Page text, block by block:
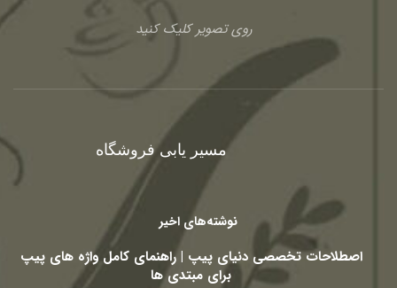
روی تصویر کلیک کنید
مسیر یابی فروشگاه
نوشته‌های اخیر
اصطلاحات تخصصی دنیای پیپ | راهنمای کامل واژه های پیپ
برای مبتدی ها